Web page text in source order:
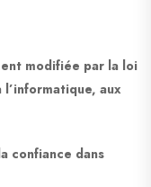
modifiée par la loi
aux
confiance dans